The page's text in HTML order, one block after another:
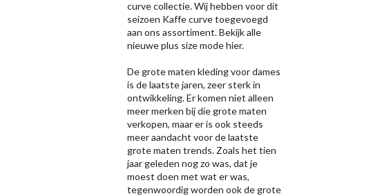
curve collectie. Wij hebben voor dit
seizoen Kaffecurve toegevoegd
aan ons assortiment. Bekijk alle
nieuweplus size modehier.
De grote maten kleding voor dames
is de laatste jaren, zeer sterk in
ontwikkeling. Er komen niet alleen
meer merken bij die grote maten
verkopen, maar er is ook steeds
meer aandacht voor de laatste
grote maten trends. Zoals het tien
jaar geleden nog zo was, dat je
moest doen met wat er was,
tegenwoordig worden ook de grote